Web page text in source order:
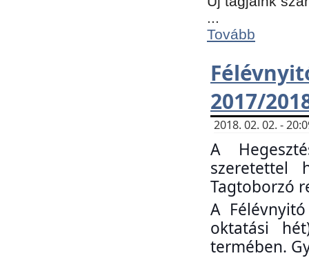
Tovább
2017/
2018. 02. 02. -
A
szeretettel
Tagtoborzó
A
oktatási
termében.